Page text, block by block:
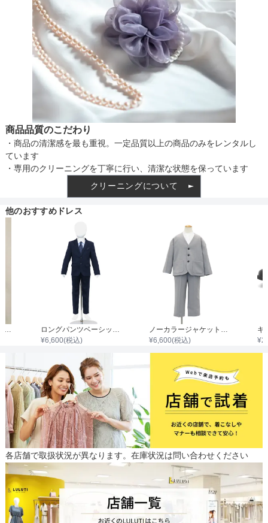
ジャケットのサイズ
サイズ (cm)
ジャケット着丈
肩幅 29.5
45
アームホール 42.5
バスト 69 78
備考
素材
インナー
骨格タイプ
商品品質のこだわり
・商品の清潔感を最も重視。一定品質以上の商品のみをレンタルし
ています
・専用のクリーニングを丁寧に行い、清潔な状態を保っています
クリーニングについて
他のおすすめドレス
¥6,600(税込)
¥6,600(税込) ¥
各店舗で取扱状況が異なります。在庫状況は問い合わせください